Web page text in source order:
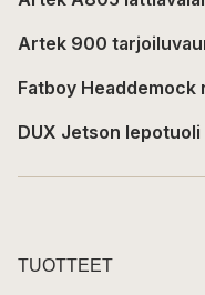
Artek 900
Fatboy Headdemock
DUX Jetson lepotuoli
TUOTTEET